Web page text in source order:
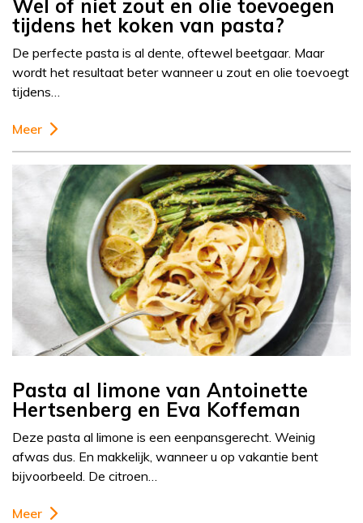
Wel of niet zout en olie toevoegen
tijdens het koken van pasta?
De perfecte pasta is al dente, oftewel beetgaar. Maar
wordt het resultaat beter wanneer u zout en olie toevoegt
tijdens…
Meer
Pasta al limone van Antoinette
Hertsenberg en Eva Koffeman
Deze pasta al limone is een eenpansgerecht. Weinig
afwas dus. En makkelijk, wanneer u op vakantie bent
bijvoorbeeld. De citroen…
Meer